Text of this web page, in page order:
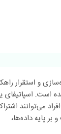
و استقرار
است. اسپاتیفای
می‌توانند
بر پایه داده‌ها،